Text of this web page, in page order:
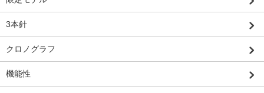
3本針
クロノグラフ
機能性